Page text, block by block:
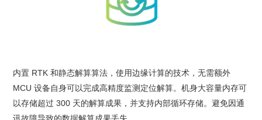
内置 RTK 和静态解算算法，使用边缘计算的技术，无需额外
MCU 设备自身可以完成高精度监测定位解算。机身大容量内存可
以存储超过 300 天的解算成果，并支持内部循环存储。避免因通
讯故障导致的数据解算成果丢失。